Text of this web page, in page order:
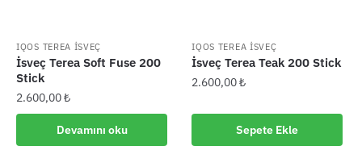
IQOS TEREA İSVEÇ
İsveç Terea Soft Fuse 200
Stick
2.600,00₺
Devamını oku
IQOS TEREA İSVEÇ
İsveç Terea Teak 200 Stick
2.600,00₺
Sepete Ekle